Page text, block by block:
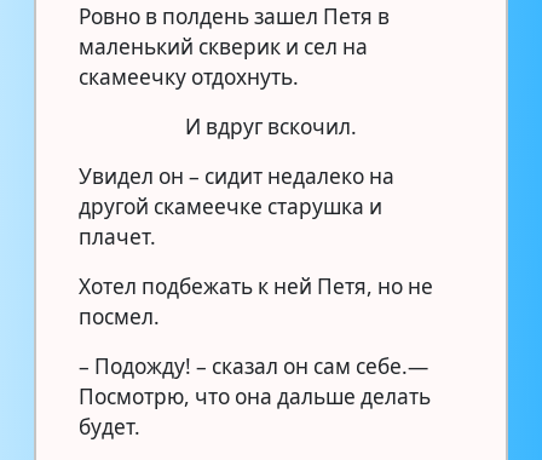
Ровно в полдень зашел Петя в
маленький скверик и сел на
скамеечку отдохнуть.
И вдруг вскочил.
Увидел он – сидит недалеко на
другой скамеечке старушка и
плачет.
Хотел подбежать к ней Петя, но не
посмел.
– Подожду! – сказал он сам себе.—
Посмотрю, что она дальше делать
будет.